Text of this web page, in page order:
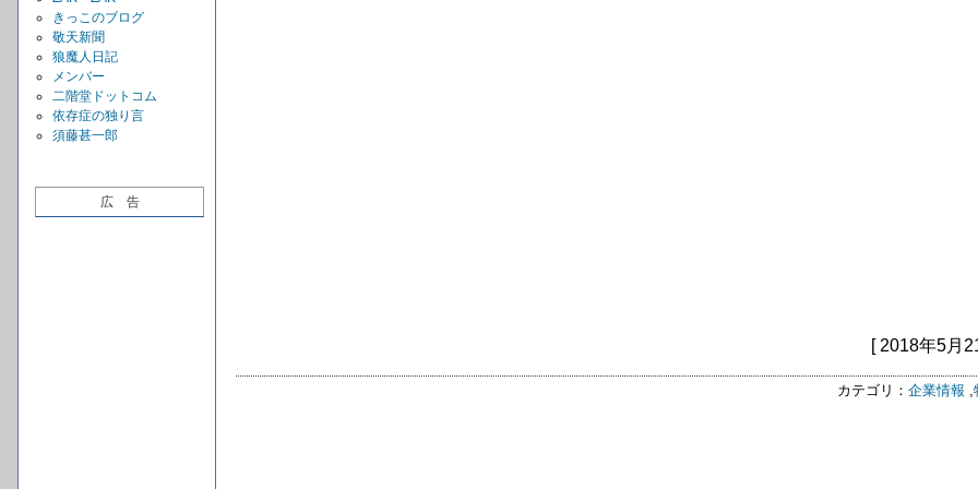
きっこのブログ
敬天新聞
狼魔人日記
メンバー
二階堂ドットコム
依存症の独り言
須藤甚一郎
広 告
[ 2018年5月
カテゴリ： 企業情報 ,